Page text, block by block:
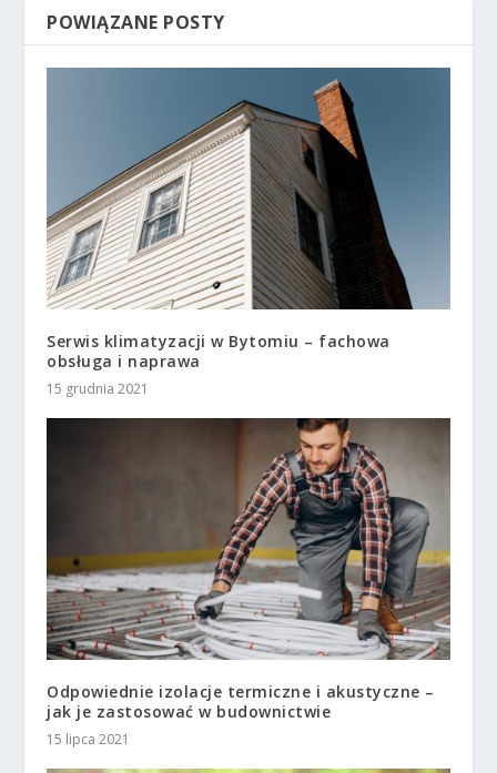
POWIĄZANE POSTY
Serwis klimatyzacji w Bytomiu – fachowa
obsługa i naprawa
15 grudnia 2021
Odpowiednie izolacje termiczne i akustyczne –
jak je zastosować w budownictwie
15 lipca 2021